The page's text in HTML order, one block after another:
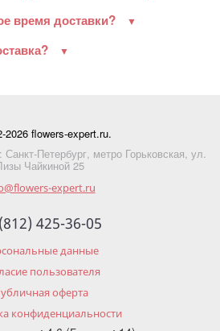
время доставки?
2026 flowers-expert.ru.
Санкт-Петербург, метро Горьковская, ул.
Чайкиной 25
expert.ru
425-36-05
данные
пользователя
оферта
конфиденциальности